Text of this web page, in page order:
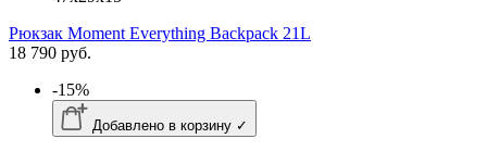
Рюкзак Moment Everything Backpack 21L
18 790 руб.
-15%
Добавлено в корзину ✓